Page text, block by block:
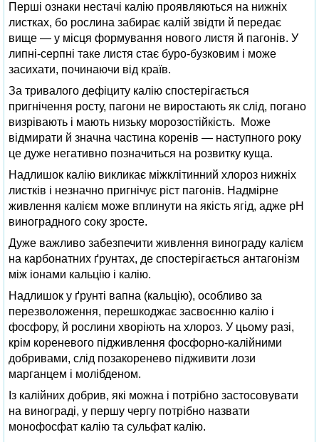
Перші ознаки нестачі калію проявляються на нижніх
листках, бо рослина забирає калій звідти й передає
вище — у місця формування нового листя й пагонів. У
липні-серпні таке листя стає буро-бузковим і може
засихати, починаючи від країв.
За тривалого дефіциту калію спостерігається
пригнічення росту, пагони не виростають як слід, погано
визрівають і мають низьку морозостійкість. Може
відмирати й значна частина коренів — наступного року
це дуже негативно позначиться на розвитку куща.
Надлишок калію викликає міжклітинний хлороз нижніх
листків і незначно пригнічує ріст пагонів. Надмірне
живлення калієм може вплинути на якість ягід, адже рН
виноградного соку зросте.
Дуже важливо забезпечити живлення винограду калієм
на карбонатних ґрунтах, де спостерігається антагонізм
між іонами кальцію і калію.
Надлишок у ґрунті вапна (кальцію), особливо за
перезволоження, перешкоджає засвоєнню калію і
фосфору, й рослини хворіють на хлороз. У цьому разі,
крім кореневого підживлення фосфорно-калійними
добривами, слід позакоренево підживити лози
марганцем і молібденом.
Із калійних добрив, які можна і потрібно застосовувати
на винограді, у першу чергу потрібно назвати
монофосфат калію та сульфат калію.